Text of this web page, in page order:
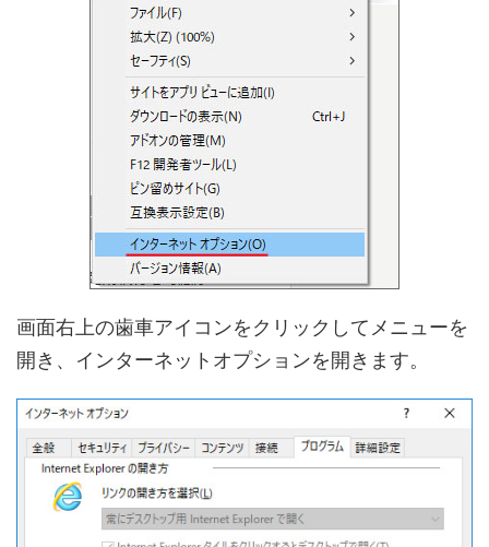
画面右上の歯車アイコンをクリックしてメニューを
開き、インターネットオプションを開きます。